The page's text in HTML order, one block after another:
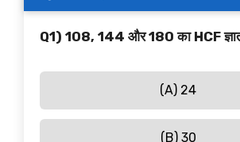
Q1) 108, 144 और 180 का HCF
(A) 24
(B) 30